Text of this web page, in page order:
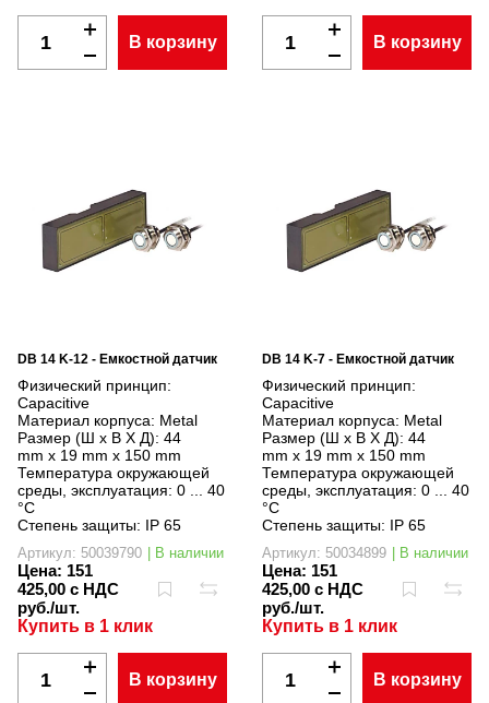
В корзину В корзину
DB 14 K-12 - Емкостной датчик
Физический принцип:
Capacitive
Материал корпуса: Metal
Размер (Ш x В X Д): 44
mm x 19 mm x 150 mm
Температура окружающей
среды, эксплуатация: 0 ... 40
°C
Степень защиты: IP 65
Артикул: 50039790 | В наличии
Цена: 151
425,00 с НДС
руб./шт.
Купить в 1 клик
В корзину
DB 14 K-7 - Емкостной датчик
Физический принцип:
Capacitive
Материал корпуса: Metal
Размер (Ш x В X Д): 44
mm x 19 mm x 150 mm
Температура окружающей
среды, эксплуатация: 0 ... 40
°C
Степень защиты: IP 65
Артикул: 50034899 | В наличии
Цена: 151
425,00 с НДС
руб./шт.
Купить в 1 клик
В корзину